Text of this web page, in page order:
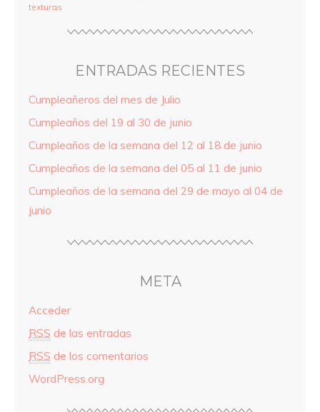
texturas
ENTRADAS RECIENTES
Cumpleañeros del mes de Julio
Cumpleaños del 19 al 30 de junio
Cumpleaños de la semana del 12 al 18 de junio
Cumpleaños de la semana del 05 al 11 de junio
Cumpleaños de la semana del 29 de mayo al 04 de
junio
META
Acceder
RSS de las entradas
RSS de los comentarios
WordPress.org